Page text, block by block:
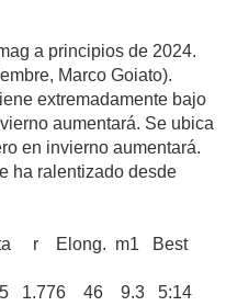
a principios de 2024.
Marco Goiato).
extremadamente bajo
aumentará. Se ubica
en invierno aumentará.
ha ralentizado desde
r Elong. m1 Best
1.776 46 9.3 5:14